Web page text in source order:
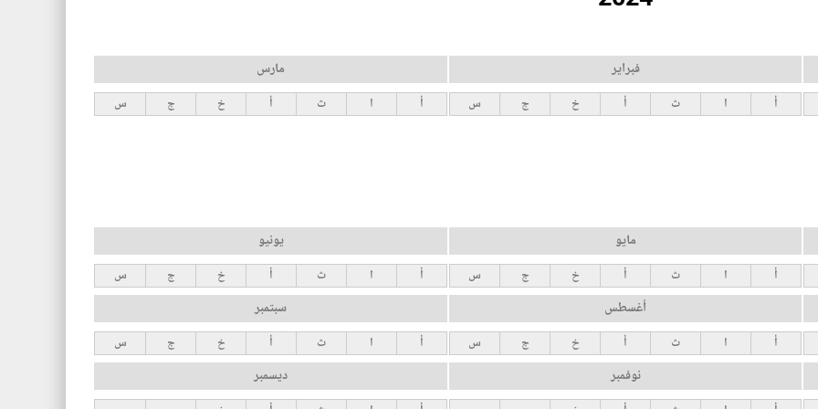
فبراير
أ ا ث أ خ ج س
مارس
أ ا ث أ خ ج س
مايو
أ ا ث أ خ ج س
يونيو
أ ا ث أ خ ج س
أغسطس
أ ا ث أ خ ج س
سبتمبر
أ ا ث أ خ ج س
نوفمبر ديسمبر